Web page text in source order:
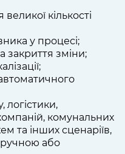
кількості
у процесі;
закриття зміни;
логістики,
комунальних
та інших сценаріїв,
або